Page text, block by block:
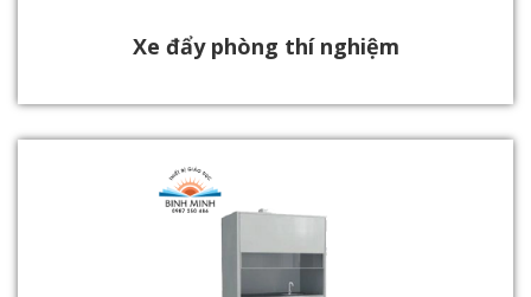
Xe đẩy phòng thí nghiệm